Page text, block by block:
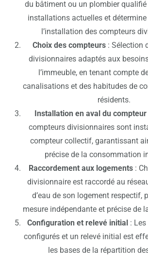
du bâtiment ou un plombier qualifié
installations actuelles et
l’installation des compteurs
Choix des compteurs : Sélection
divisionnaires adaptés aux
l’immeuble, en tenant compte
canalisations et des habitudes de
résidents.
Installation en aval du
compteurs divisionnaires sont
compteur collectif, garantissant
précise de la consommation
Raccordement aux logements :
divisionnaire est raccordé au
d’eau de son logement respectif,
mesure indépendante et précise de
Configuration et relevé initial :
configurés et un relevé initial est
les bases de la répartition